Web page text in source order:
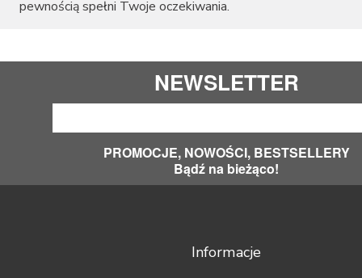
pewnością spełni Twoje oczekiwania.
NEWSLETTER
PROMOCJE, NOWOŚCI, BESTSELLERY
Bądź na bieżąco!
Informacje